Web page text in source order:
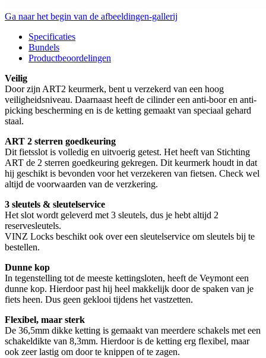
Ga naar het begin van de afbeeldingen-gallerij
Specificaties
Bundels
Productbeoordelingen
Veilig
Door zijn ART2 keurmerk, bent u verzekerd van een hoog
veiligheidsniveau. Daarnaast heeft de cilinder een anti-boor en anti-
picking bescherming en is de ketting gemaakt van speciaal gehard
staal.
ART 2 sterren goedkeuring
Dit fietsslot is volledig en uitvoerig getest. Het heeft van Stichting
ART de 2 sterren goedkeuring gekregen. Dit keurmerk houdt in dat
hij geschikt is bevonden voor het verzekeren van fietsen. Check wel
altijd de voorwaarden van de verzkering.
3 sleutels & sleutelservice
Het slot wordt geleverd met 3 sleutels, dus je hebt altijd 2
reservesleutels.
VINZ Locks beschikt ook over een sleutelservice om sleutels bij te
bestellen.
Dunne kop
In tegenstelling tot de meeste kettingsloten, heeft de Veymont een
dunne kop. Hierdoor past hij heel makkelijk door de spaken van je
fiets heen. Dus geen geklooi tijdens het vastzetten.
Flexibel, maar sterk
De 36,5mm dikke ketting is gemaakt van meerdere schakels met een
schakeldikte van 8,3mm. Hierdoor is de ketting erg flexibel, maar
ook zeer lastig om door te knippen of te zagen.